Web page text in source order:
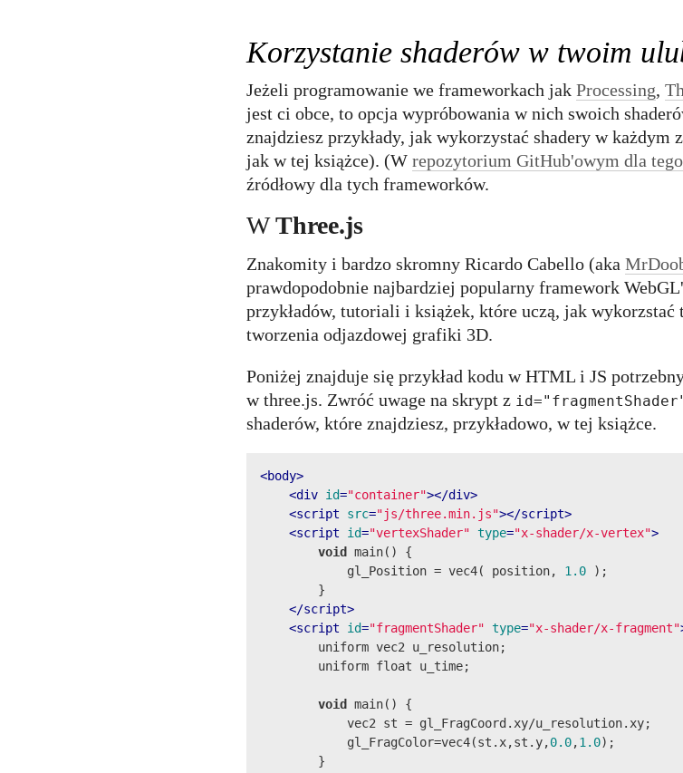
Korzystanie shaderów w twoim
Jeżeli programowanie we frameworkach jak Processing,
jest ci obce, to opcja wypróbowania w nich swoich
znajdziesz przykłady, jak wykorzystać shadery w
jak w tej książce). (W repozytorium GitHub'owym dla tego
źródłowy dla tych frameworków.
WThree.js
Znakomity i bardzo skromny Ricardo Cabello (aka
prawdopodobnie najbardziej popularny framework
przykładów, tutoriali i książek, które uczą, jak
tworzenia odjazdowej grafiki 3D.
Poniżej znajduje się przykład kodu w HTML i JS
w three.js. Zwróć uwage na skrypt z
shaderów, które znajdziesz, przykładowo, w tej książce.
<body>
<div id="container"></div>
<script src="js/three.min.js"></script>
<script id="vertexShader" type="x-shader/x-vertex">
void
main() {
            gl_Position = vec4( position,
1.0 );
        }
</script>
<script id="fragmentShader" type="x-shader/x-fragment"
        uniform vec2 u_resolution;
        uniform float u_time;
void
main() {
            vec2 st = gl_FragCoord.xy/u_resolution.xy;
            gl_FragColor=vec4(st.x,st.y,
0.0,1.0);
        }